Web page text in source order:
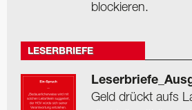
blockieren.
LESERBRIEFE
Geld drückt aufs